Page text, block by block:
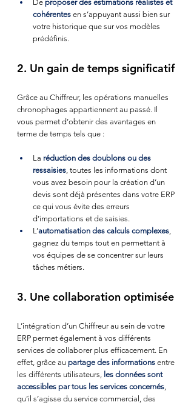
De proposer des estimations réalistes et
cohérentes en s’appuyant aussi bien sur
votre historique que sur vos modèles
prédéfinis.
2. Un gain de temps significatif
Grâce au Chiffreur, les opérations manuelles
chronophages appartiennent au passé. Il
vous permet d’obtenir des avantages en
terme de temps tels que :
La réduction des doublons ou des
ressaisies , toutes les informations dont
vous avez besoin pour la création d’un
devis sont déjà présentes dans votre ERP
ce qui vous évite des erreurs
d’importations et de saisies.
L’automatisation des calculs complexes
gagnez du temps tout en permettant à
vos équipes de se concentrer sur leurs
tâches métiers.
3. Une collaboration optimisée
L’intégration d’un Chiffreur au sein de votre
ERP permet également à vos différents
services de collaborer plus efficacement. En
effet, grâce au partage des informations entre
les différents utilisateurs,
les données sont
accessibles par tous les services concernés
qu’il s’agisse du service commercial, des